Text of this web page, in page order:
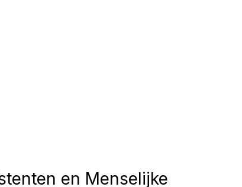
en Menselijke